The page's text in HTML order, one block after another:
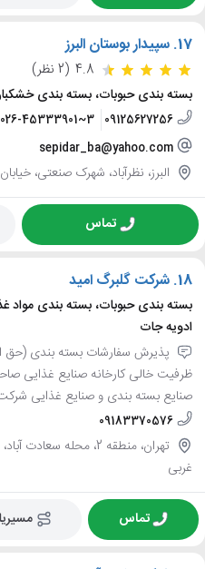
17. سپیدار بوستان البرز
4.8 (2 نظر)
بسته بندی حبوبات، بسته بندی
09125627256
026-45333901~3
sepidar_ba@yahoo.com
البرز، نظرآباد، شهرک صنعتی، خیابان
تماس
18. شرکت گلبرگ امید
بسته بندی حبوبات، بسته بندی مواد
ادویه جات
پذیرش سفارشات بسته بندی (حق
ظرفیت خالی کارخانه صنایع غذایی
صنایع بسته بندی و صنایع غذایی
09183370576
تهران، منطقه 2، محله
غربی
تماس